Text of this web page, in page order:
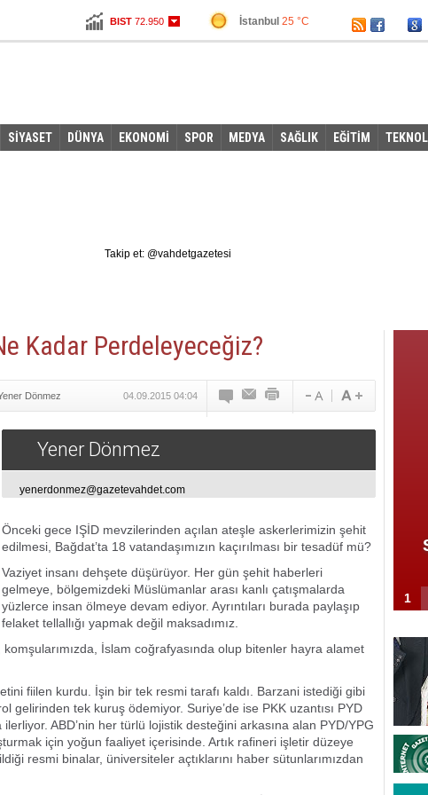
SİYASET DÜNYA EKONOMİ SPOR MEDYA SAĞLIK EĞİTİM
Kadar Perdeleyeceğiz?
Dönmez 04.09.2015 04:04
Yener Dönmez
yenerdonmez@gazetevahdet.com
Önceki gece IŞİD mevzilerinden açılan ateşle askerlerimizin şehit
edilmesi, Bağdat’ta 18 vatandaşımızın kaçırılması bir tesadüf mü?
Vaziyet insanı dehşete düşürüyor. Her gün şehit haberleri
gelmeye, bölgemizdeki Müslümanlar arası kanlı çatışmalarda
yüzlerce insan ölmeye devam ediyor. Ayrıntıları burada paylaşıp
felaket tellallığı yapmak değil maksadımız.
İslam coğrafyasında olup bitenler hayra alamet
fiilen kurdu. İşin bir tek resmi tarafı kaldı. Barzani istediği gibi
gelirinden tek kuruş ödemiyor. Suriye’de ise PKK uzantısı PYD
ABD’nin her türlü lojistik desteğini arkasına alan PYD/YPG
için yoğun faaliyet içerisinde. Artık rafineri işletir düzeye
resmi binalar, üniversiteler açtıklarını haber sütunlarımızdan
1
Takip et: @vahdetgazetesi